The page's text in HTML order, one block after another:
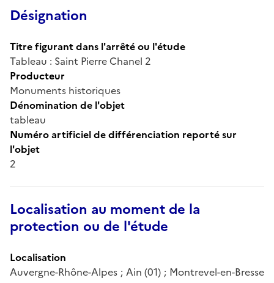
Désignation
Titre figurant dans l'arrêté ou l'étude
Tableau : Saint Pierre Chanel 2
Producteur
Monuments historiques
Dénomination de l'objet
tableau
Numéro artificiel de différenciation reporté sur
l'objet
2
Localisation au moment de la
protection ou de l'étude
Localisation
Auvergne-Rhône-Alpes ; Ain (01) ; Montrevel-en-Bresse